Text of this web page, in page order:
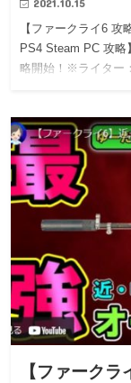
2021.10.15
【ファークライ6
PS4 Steam PC 攻
略開始！※ライター
【ファーク